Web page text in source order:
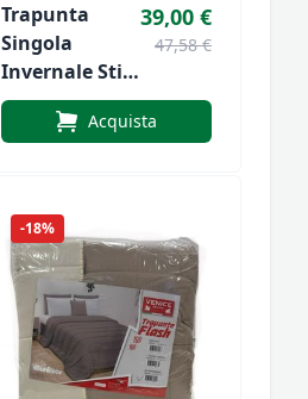
Trapunta
Singola
Invernale Stile
Mattoncini
39,00 €
47,58 €
Acquista
-18%